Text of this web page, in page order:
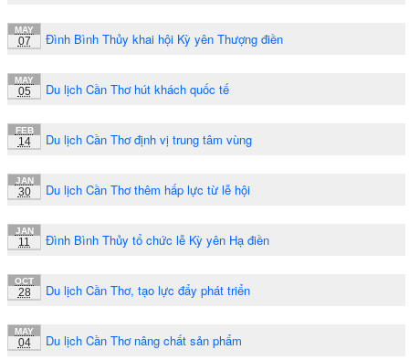
MAY
07 Đình Bình Thủy khai hội Kỳ yên Thượng điền
MAY
05 Du lịch Cần Thơ hút khách quốc tế
FEB
14 Du lịch Cần Thơ định vị trung tâm vùng
JAN
30 Du lịch Cần Thơ thêm hấp lực từ lễ hội
JAN
11 Đình Bình Thủy tổ chức lễ Kỳ yên Hạ điền
OCT
28 Du lịch Cần Thơ, tạo lực đẩy phát triển
MAY
04 Du lịch Cần Thơ nâng chất sản phẩm